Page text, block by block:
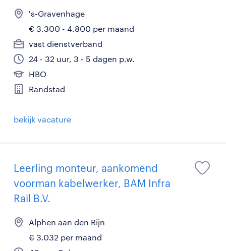
's-Gravenhage
€ 3.300 - 4.800 per maand
vast dienstverband
24 - 32 uur, 3 - 5 dagen p.w.
HBO
Randstad
bekijk vacature
Leerling monteur, aankomend
voorman kabelwerker, BAM Infra
Rail B.V.
Alphen aan den Rijn
€ 3.032 per maand